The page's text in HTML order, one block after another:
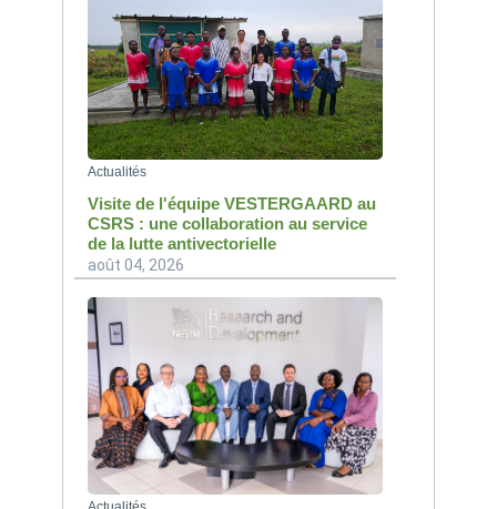
Actualités
Visite de l'équipe VESTERGAARD au
CSRS : une collaboration au service
de la lutte antivectorielle
août 04, 2026